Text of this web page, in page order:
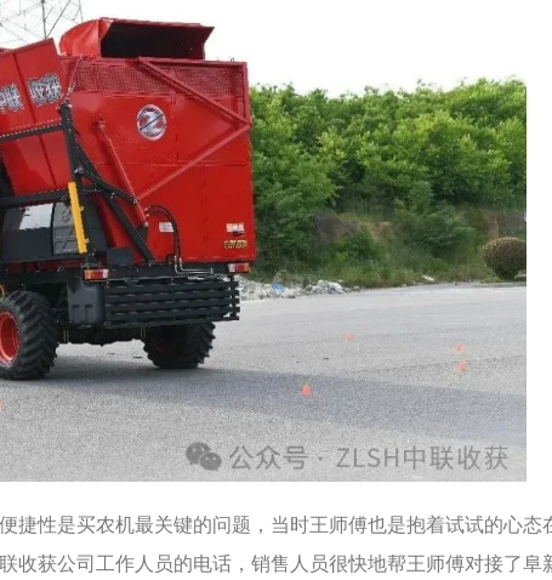
捷性是买农机最关键的问题，当时王师傅也是抱着试试的心态
收获公司工作人员的电话，销售人员很快地帮王师傅对接了阜